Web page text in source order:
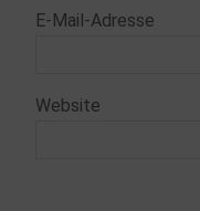
E-Mail-Adresse
Website